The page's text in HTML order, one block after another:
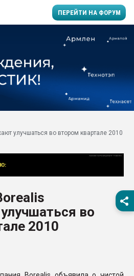
ПЕРЕЙТИ НА ФОРУМ
Вакуум-формовочные
28.07.2026
бутылок
Материал
вакуумного
улучшаться во втором квартале 2010
во
2010